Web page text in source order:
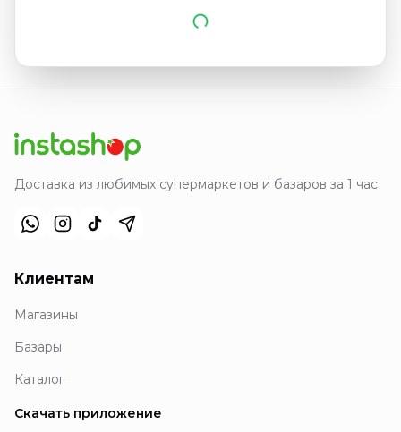
Доставка из любимых супермаркетов и базаров за 1 час
Клиентам
Магазины
Базары
Каталог
Скачать приложение